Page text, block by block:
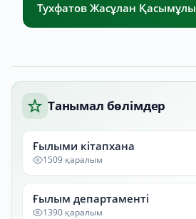
Тухфатов Жасұлан Қасымұлы
Танымал бөлімдер
Ғылыми кітапхана
1509 қаралым
Ғылым департаменті
1390 қаралым